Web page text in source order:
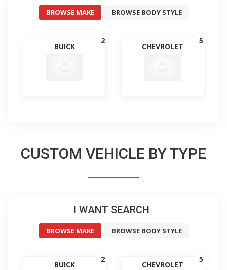
BROWSE MAKE BROWSE BODY STYLE
BUICK
2
CHEVROLET
5
CUSTOM VEHICLE BY TYPE
I WANT SEARCH
BROWSE MAKE BROWSE BODY STYLE
BUICK
2
CHEVROLET
5